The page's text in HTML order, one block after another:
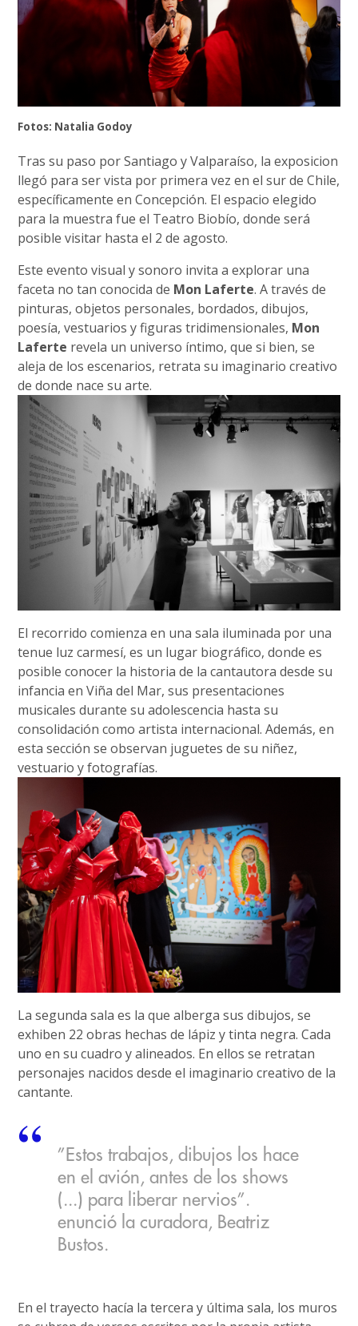
Fotos: Natalia Godoy
Tras su paso por Santiago y Valparaíso, la exposicion
llegó para ser vista por primera vez en el sur de Chile,
específicamente en Concepción. El espacio elegido
para la muestra fue el Teatro Biobío, donde será
posible visitar hasta el 2 de agosto.
Este evento visual y sonoro invita a explorar una
faceta no tan conocida de Mon Laferte. A través de
pinturas, objetos personales, bordados, dibujos,
poesía, vestuarios y figuras tridimensionales, Mon
Laferte revela un universo íntimo, que si bien, se
aleja de los escenarios, retrata su imaginario creativo
de donde nace su arte.
El recorrido comienza en una sala iluminada por una
tenue luz carmesí, es un lugar biográfico, donde es
posible conocer la historia de la cantautora desde su
infancia en Viña del Mar, sus presentaciones
musicales durante su adolescencia hasta su
consolidación como artista internacional. Además, en
esta sección se observan juguetes de su niñez,
vestuario y fotografías.
La segunda sala es la que alberga sus dibujos, se
exhiben 22 obras hechas de lápiz y tinta negra. Cada
uno en su cuadro y alineados. En ellos se retratan
personajes nacidos desde el imaginario creativo de la
cantante.
”Estos trabajos, dibujos los hace
en el avión, antes de los shows
(...) para liberar nervios”.
enunció la curadora, Beatriz
Bustos.
En el trayecto hacía la tercera y última sala, los muros